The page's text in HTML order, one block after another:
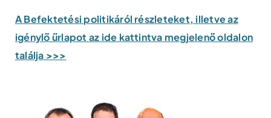
A Befektetési politikáról részleteket, illetve az
igénylő űrlapot az ide kattintva megjelenő oldalon
találja >>>